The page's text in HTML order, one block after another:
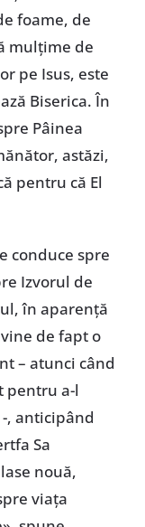
foame, de
mulțime de
pe Isus, este
Biserica. În
Pâinea
astăzi,
pentru că El
conduce spre
Izvorul de
în aparență
de fapt o
– atunci când
pentru a-l
, anticipând
Sa
nouă,
viața